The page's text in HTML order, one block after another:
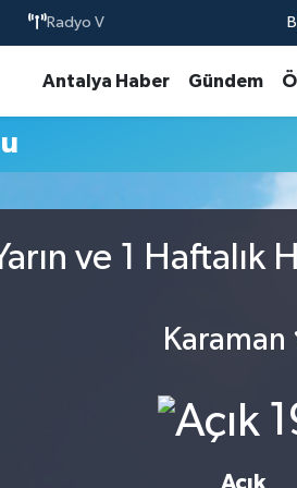
Radyo V
Antalya Haber Gündem
ve 1 Haftalık
Karaman
Açık